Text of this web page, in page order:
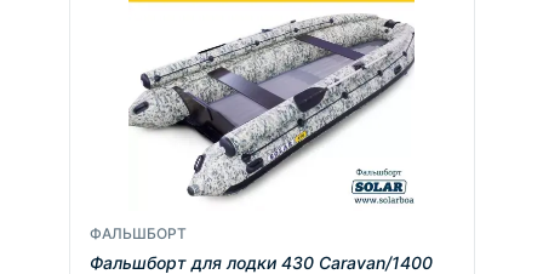
ФАЛЬШБОРТ
Фальшборт для лодки 430 Caravan/1400